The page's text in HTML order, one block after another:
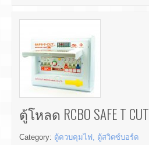
ตู้โหลด RCBO SAFE T CUT
Category: ตู้ควบคุมไฟ, ตู้สวิตซ์บอร์ด